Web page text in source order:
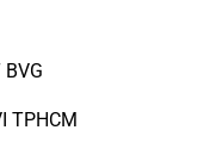
TPHCM